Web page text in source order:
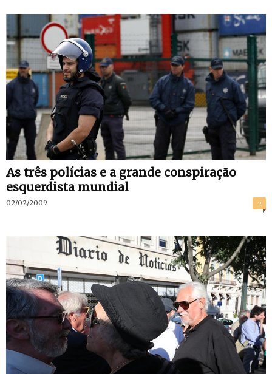
As três polícias e a grande conspiração
esquerdista mundial
02/02/2009 2